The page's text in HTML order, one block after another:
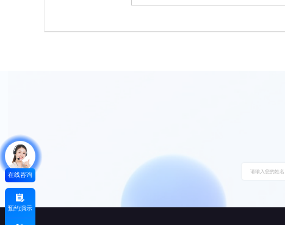
在线咨询
预约演示